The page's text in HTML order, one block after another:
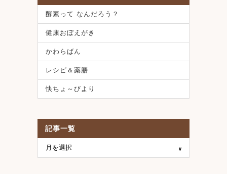
酵素って なんだろう？
健康おぼえがき
かわらばん
レシピ＆薬膳
快ちょ～びより
記事一覧